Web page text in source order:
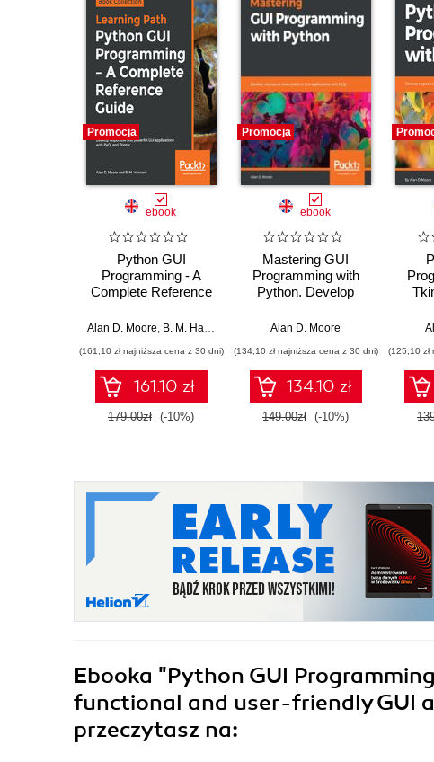
Promocja
ebook
Python GUI
Programming - A
Complete Reference
responsive and
applications with
PyQt and Tkinter
Alan D. Moore, B. M. Harwani
(161,10 zł najniższa cena z 30 dni)
161.10 zł
179.00zł (-10%)
Promocja
ebook
Mastering GUI
Programming with
Python. Develop
platform GUI
PyQt
Alan D. Moore
(134,10 zł najniższa cena z 30 dni)
134.10 zł
149.00zł (-10%)
(125,10 zł
Ebooka "Python GUI
functional and user-friendly GUI
przeczytasz na: